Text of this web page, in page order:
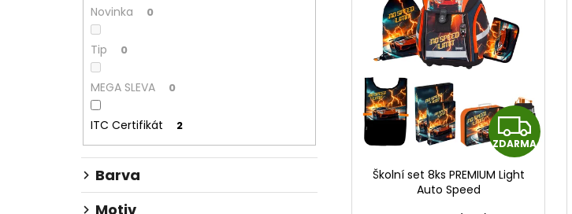
Novinka 0
Tip 0
MEGA SLEVA 0
ITC Certifikát 2
Barva
Motiv
Z
D
ZDARMA
Školní set 8ks PREMIUM Light
Auto Speed